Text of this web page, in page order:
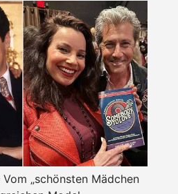
„schönsten Mädchen